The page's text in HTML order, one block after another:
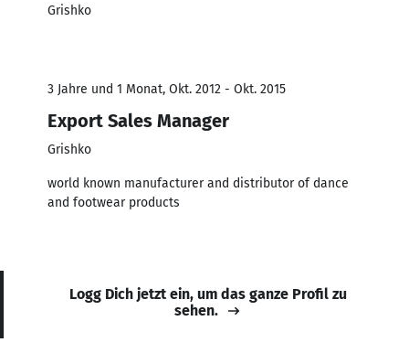
Grishko
3 Jahre und 1 Monat, Okt. 2012 - Okt. 2015
Export Sales Manager
Grishko
world known manufacturer and distributor of dance
and footwear products
Logg Dich jetzt ein, um das ganze Profil zu
sehen.